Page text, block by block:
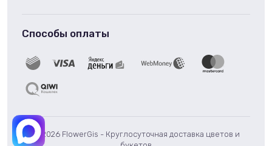
© 2026 FlowerGis - Круглосуточная доставка цветов и
Способы оплаты